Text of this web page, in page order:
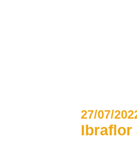
27/07/
Ibraflor